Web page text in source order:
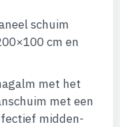
schuim
cm en
met het
met een
midden-